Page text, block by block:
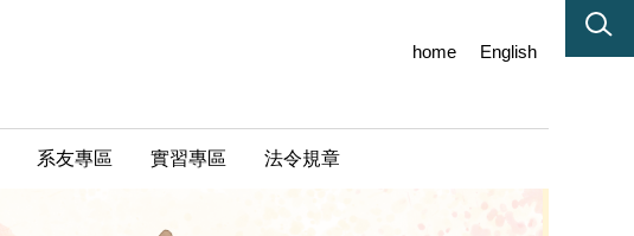
系友專區 實習專區 法令規章
home English